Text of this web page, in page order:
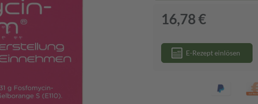
16,78 €
E-Rezept einlösen